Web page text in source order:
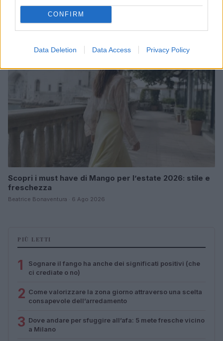
CONFIRM
Data Deletion Data Access Privacy Policy
nel tuo giardino
Beatrice Bonaventura · 6 Ago 2026
Scopri i must have di Mango per l’estate 2026: stile e
freschezza
Beatrice Bonaventura · 6 Ago 2026
PIÙ LETTI
1
Sognare il fango ha anche dei significati positivi (che
ci crediate o no)
2 Come valorizzare la zona giorno attraverso una scelta
consapevole dell’arredamento
3 Dove andare per sfuggire all’afa: 5 mete fresche vicino
a Milano